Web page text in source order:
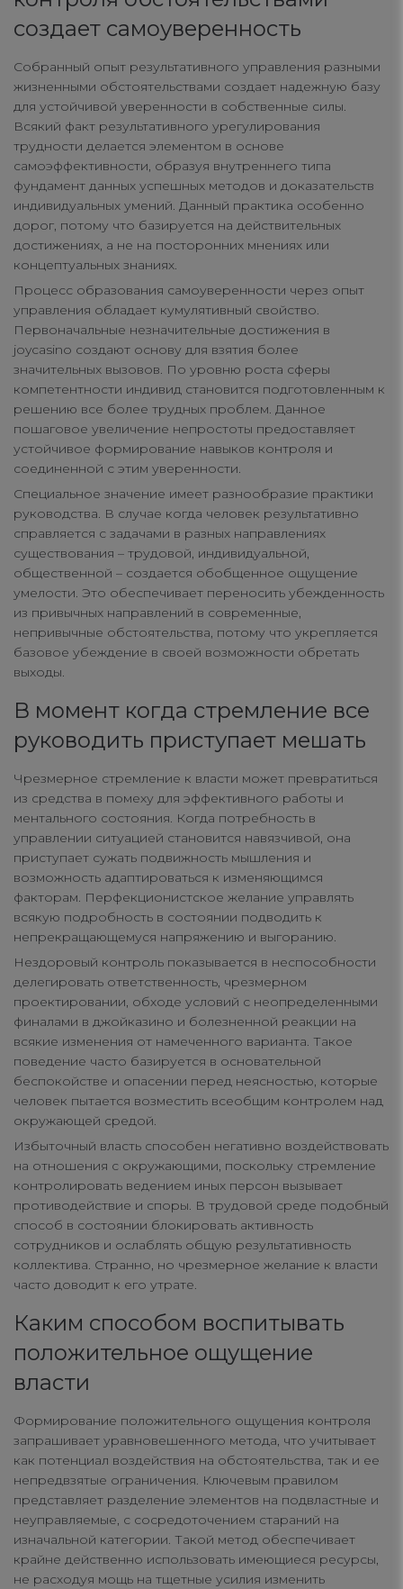
создает самоуверенность
Собранный опыт результативного управления разными
жизненными обстоятельствами создает надежную базу
для устойчивой уверенности в собственные силы.
Всякий факт результативного урегулирования
трудности делается элементом в основе
самоэффективности, образуя внутреннего типа
фундамент данных успешных методов и доказательств
индивидуальных умений. Данный практика особенно
дорог, потому что базируется на действительных
достижениях, а не на посторонних мнениях или
концептуальных знаниях.
Процесс образования самоуверенности через опыт
управления обладает кумулятивный свойство.
Первоначальные незначительные достижения в
joycasino создают основу для взятия более
значительных вызовов. По уровню роста сферы
компетентности индивид становится подготовленным к
решению все более трудных проблем. Данное
пошаговое увеличение непростоты предоставляет
устойчивое формирование навыков контроля и
соединенной с этим уверенности.
Специальное значение имеет разнообразие практики
руководства. В случае когда человек результативно
справляется с задачами в разных направлениях
существования – трудовой, индивидуальной,
общественной – создается обобщенное ощущение
умелости. Это обеспечивает переносить убежденность
из привычных направлений в современные,
непривычные обстоятельства, потому что укрепляется
базовое убеждение в своей возможности обретать
выходы.
В момент когда стремление все
руководить приступает мешать
Чрезмерное стремление к власти может превратиться
из средства в помеху для эффективного работы и
ментального состояния. Когда потребность в
управлении ситуацией становится навязчивой, она
приступает сужать подвижность мышления и
возможность адаптироваться к изменяющимся
факторам. Перфекционистское желание управлять
всякую подробность в состоянии подводить к
непрекращающемуся напряжению и выгоранию.
Нездоровый контроль показывается в неспособности
делегировать ответственность, чрезмерном
проектировании, обходе условий с неопределенными
финалами в джойказино и болезненной реакции на
всякие изменения от намеченного варианта. Такое
поведение часто базируется в основательной
беспокойстве и опасении перед неясностью, которые
человек пытается возместить всеобщим контролем над
окружающей средой.
Избыточный власть способен негативно воздействовать
на отношения с окружающими, поскольку стремление
контролировать ведением иных персон вызывает
противодействие и споры. В трудовой среде подобный
способ в состоянии блокировать активность
сотрудников и ослаблять общую результативность
коллектива. Странно, но чрезмерное желание к власти
часто доводит к его утрате.
Каким способом воспитывать
положительное ощущение
власти
Формирование положительного ощущения контроля
запрашивает уравновешенного метода, что учитывает
как потенциал воздействия на обстоятельства, так и ее
непредвзятые ограничения. Ключевым правилом
представляет разделение элементов на подвластные и
неуправляемые, с сосредоточением стараний на
изначальной категории. Такой метод обеспечивает
крайне действенно использовать имеющиеся ресурсы,
не расходуя мощь на тщетные усилия изменить